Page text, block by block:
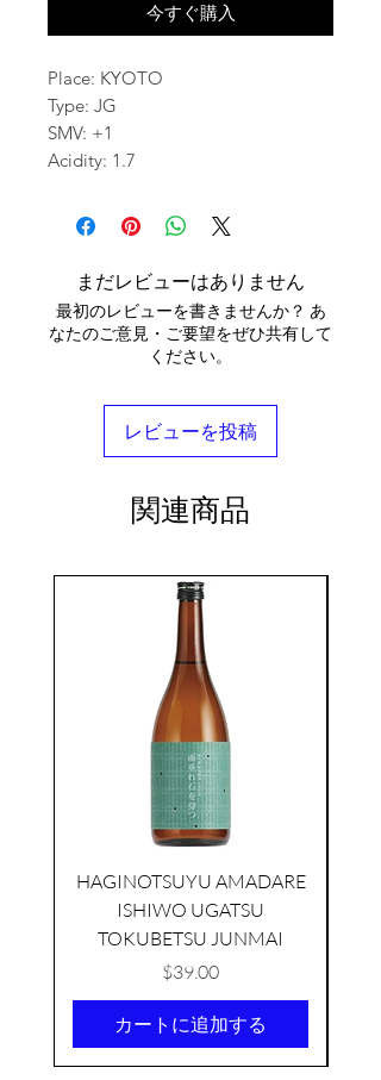
今すぐ購入
Place: KYOTO
Type: JG
SMV: +1
Acidity: 1.7
まだレビューはありません
最初のレビューを書きませんか？ あ
なたのご意見・ご要望をぜひ共有して
ください。
レビューを投稿
関連商品
HAGINOTSUYU AMADARE
ISHIWO UGATSU
TOKUBETSU JUNMAI
価格
$39.00
カートに追加する
SAKAMAI JDG